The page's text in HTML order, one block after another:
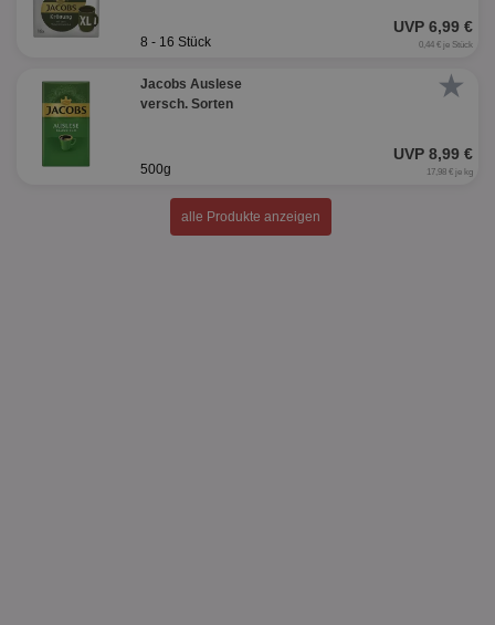
UVP 6,99 €
8 - 16 Stück 0,44 € je Stück
★
Jacobs Auslese
versch. Sorten
UVP 8,99 €
500g 17,98 € je kg
alle Produkte anzeigen